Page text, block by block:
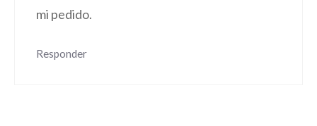
mi pedido.
Responder